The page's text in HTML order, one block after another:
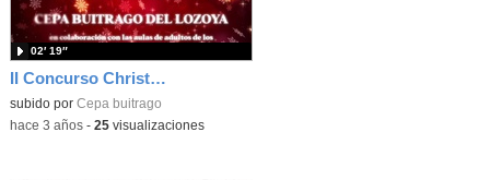
II Concurso Christmas CEPA Buitrago
subido por Cepa buitrago
02′ 19″
-hace 3 años- 25visualizaciones